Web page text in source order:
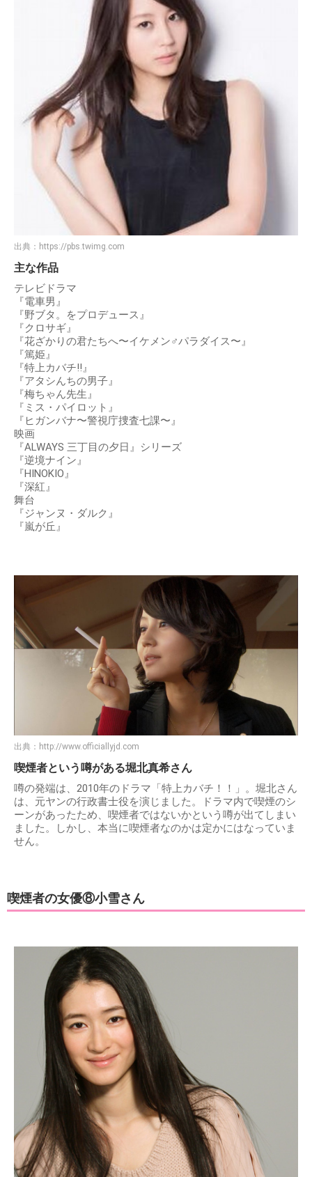
出典： https://pbs.twimg.com
主な作品
テレビドラマ
『電車男』
『野ブタ。をプロデュース』
『クロサギ』
『花ざかりの君たちへ〜イケメン♂パラダイス〜』
『篤姫』
『特上カバチ!!』
『アタシんちの男子』
『梅ちゃん先生』
『ミス・パイロット』
『ヒガンバナ〜警視庁捜査七課〜』
映画
『ALWAYS 三丁目の夕日』シリーズ
『逆境ナイン』
『HINOKIO』
『深紅』
舞台
『ジャンヌ・ダルク』
『嵐が丘』
出典： http://www.officiallyjd.com
喫煙者という噂がある堀北真希さん
噂の発端は、2010年のドラマ「特上カバチ！！」。堀北さん
は、元ヤンの行政書士役を演じました。ドラマ内で喫煙のシ
ーンがあったため、喫煙者ではないかという噂が出てしまい
ました。しかし、本当に喫煙者なのかは定かにはなっていま
せん。
喫煙者の女優⑧小雪さん